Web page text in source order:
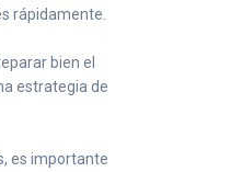
rápidamente.
bien el
estrategia de
es importante